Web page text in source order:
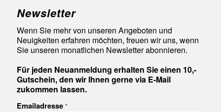
Newsletter
Wenn Sie mehr von unseren Angeboten und
Neuigkeiten erfahren möchten, freuen wir uns, wenn
Sie unseren monatlichen Newsletter abonnieren.
Für jeden Neuanmeldung erhalten Sie einen 10,-
Gutschein, den wir Ihnen gerne via E-Mail
zukommen lassen.
Emailadresse *